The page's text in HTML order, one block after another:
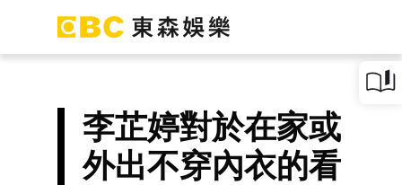
李芷婷對於在家或
外出不穿內衣的看